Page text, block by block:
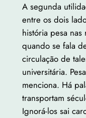
A segunda
entre os dois
história pesa nas
quando se fala
circulação de
universitária.
menciona. Há
transportam
Ignorá-los sai